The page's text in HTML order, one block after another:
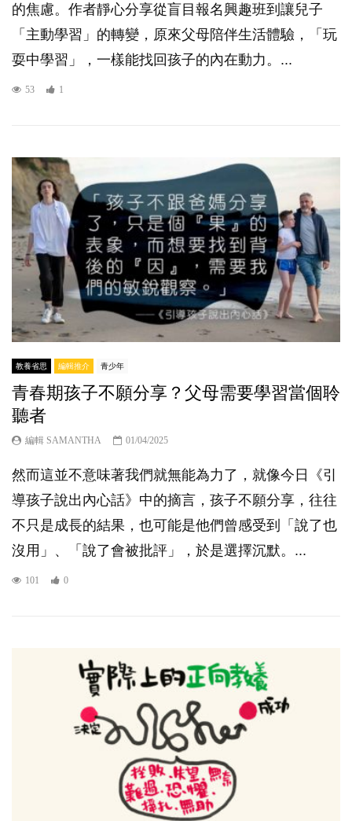
的焦慮。作者靜心分享從盲目報名興趣班到讓兒子
「主動學習」的轉變，原來父母陪伴生活體驗，「玩
耍中學習」，一樣能找回孩子的內在動力。...
53 1
教養省思 編輯推介 青少年
青春期孩子不願分享？父母需要學習當個聆
聽者
編輯 SAMANTHA 01/04/2025
然而這並不意味著我們就無能為力了，就像今日《引
導孩子說出內心話》中的摘言，孩子不願分享，往往
不只是成長的結果，也可能是他們曾感受到「說了也
沒用」、「說了會被批評」，於是選擇沉默。...
101 0